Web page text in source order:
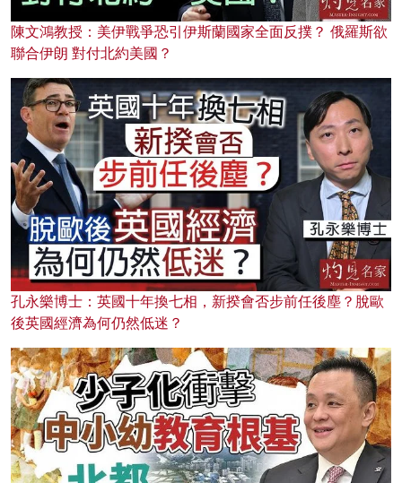
陳文鴻教授：美伊戰爭恐引伊斯蘭國家全面反撲？ 俄羅斯欲
聯合伊朗 對付北約美國？
孔永樂博士：英國十年換七相，新揆會否步前任後塵？脫歐
後英國經濟為何仍然低迷？